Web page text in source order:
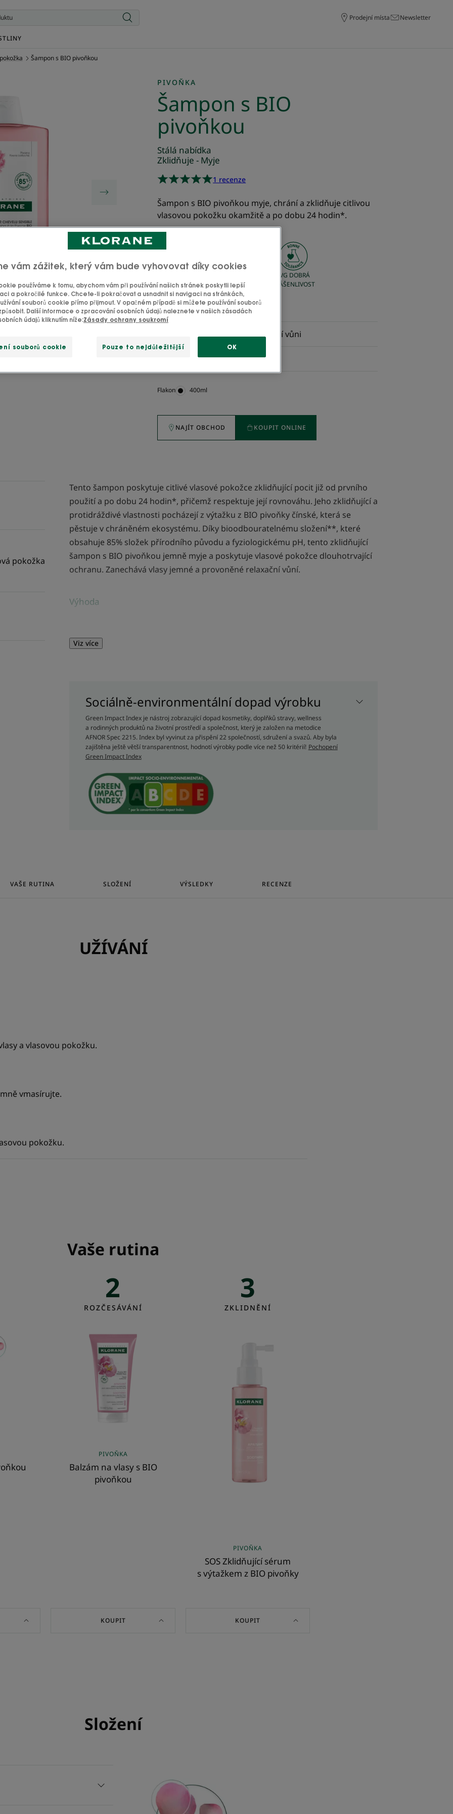
Prodejní místa Newsletter
Šampon s BIO pivoňkou
PIVOŇKA
Šampon s BIO
pivoňkou
Stálá nabídka
Zklidňuje - Myje
1 recenze
Šampon s BIO pivoňkou myje, chrání a zklidňuje citlivou
vlasovou pokožku okamžitě a po dobu 24 hodin*.
d'ingrédients
d'origine
naturelle
Pivoine-
BIO-
byKlorane
Vyrobeno
ve Francii
SVG DOBRÁ
SNÁŠENLIVOST
Okamžitě zklidňuje, má relaxační vůni
Čisticí, zklidňující, ochranný.
Flakon Flakon
400ml
NAJÍT OBCHOD KOUPIT ONLINE
pokožka
Tento šampon poskytuje citlivé vlasové pokožce zklidňující pocit již od prvního
použití a po dobu 24 hodin*, přičemž respektuje její rovnováhu. Jeho zklidňující a
protidráždivé vlastnosti pocházejí z výtažku z BIO pivoňky čínské, která se
pěstuje v chráněném ekosystému. Díky bioodbouratelnému složení**, které
obsahuje 85% složek přírodního původu a fyziologickému pH, tento zklidňující
šampon s BIO pivoňkou jemně myje a poskytuje vlasové pokožce dlouhotrvající
ochranu. Zanechává vlasy jemné a provoněné relaxační vůní.
Výhoda
pokožku.
• Chrání : šampon má fyziologické pH a respektuje tak přirozenou rovnováhu
vlasové pokožky a poskytuje jí dlouhotrvající ochranu.
• Zklidňuje : poskytuje okamžitý zklidňující pocit od prvního použití a po dobu 24
TEXTURA
Tekutá textura.
*Vnímaný účinek, spotřebitelský test, 70 osob : okamžitý a 24hodinový zklidňující pocit (79% spokojenost).
*Vnímaný účinek, spotřebitelský test, 70 osob : okamžitý a 24hodinový pocit zklidnění (79% spokojenost).
Viz více
Sociálně-environmentální dopad výrobku
Green Impact Index je nástroj zobrazující dopad kosmetiky, doplňků stravy, wellness
a rodinných produktů na životní prostředí a společnost, který je založen na metodice
AFNOR Spec 2215. Index byl vyvinut za přispění 22 společností, sdružení a svazů. Aby byla
zajištěna ještě větší transparentnost, hodnotí výrobky podle více než 50 kritérií! Pochopení
Green Impact Index
VAŠE RUTINA SLOŽENÍ VÝSLEDKY RECENZE
UŽÍVÁNÍ
a vlasovou pokožku.
vmasírujte.
pokožku.
Vaše rutina
2Balzám
s
BIO
pivoňkou
ROZČESÁVÁNÍ
PIVOŇKA
Balzám na vlasy s BIO
pivoňkou
KOUPIT
3SOS
ZKLIDNĚNÍ
PIVOŇKA
SOS Zklidňující sérum
s výtažkem z BIO pivoňky
KOUPIT
Složení
vám zážitek, který vám bude vyhovovat díky cookies
používáme k tomu, abychom vám při používání našich stránek poskytli lepší
a pokročilé funkce. Chcete-li pokračovat a usnadnit si navigaci na stránkách,
souborů cookie přímo přijmout. V opačném případě si můžete používání souborů
Další informace o zpracování osobních údajů naleznete v našich zásadách
údajů kliknutím níže:Zásady ochrany soukromí
souborů cookie Pouze to nejdůležitější OK